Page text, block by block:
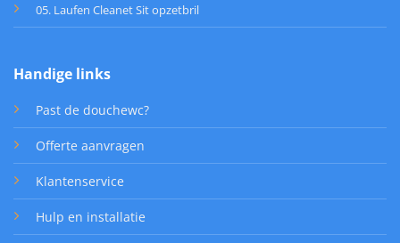
05. Laufen Cleanet Sit opzetbril
Handige links
Past de douchewc?
Offerte aanvragen
Klantenservice
Hulp en installatie